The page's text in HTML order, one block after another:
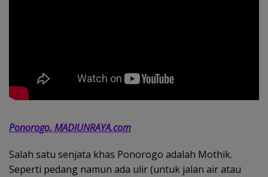
Ponorogo, MADIUNRAYA.com
Salah satu senjata khas Ponorogo adalah Mothik.
Seperti pedang namun ada ulir (untuk jalan air atau